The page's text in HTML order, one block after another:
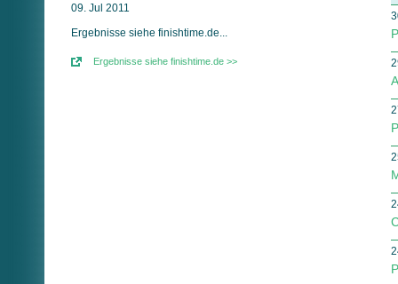
09. Jul 2011
Ergebnisse siehe finishtime.de...
Ergebnisse siehe finishtime.de >>